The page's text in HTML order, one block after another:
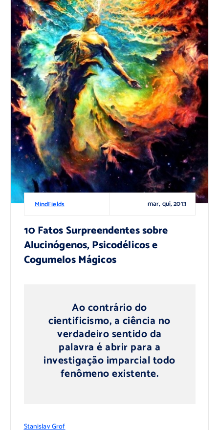
MindFields mar, qui, 2013
10 Fatos Surpreendentes sobre
Alucinógenos, Psicodélicos e
Cogumelos Mágicos
Ao contrário do
cientificismo, a ciência no
verdadeiro sentido da
palavra é abrir para a
investigação imparcial todo
fenômeno existente.
Stanislav Grof